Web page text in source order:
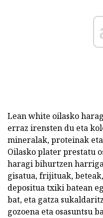
Lean white oilasko
erraz irensten du eta
mineralak, proteinak
Oilasko plater prestatu
haragi bihurtzen
gisatua, frijituak,
depositua txiki batean
bat, eta gatza
gozoena eta osasuntsu